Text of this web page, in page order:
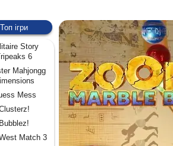
Топ ігри
Story
6
Mahjongg
Mess
Bubblez!
Match 3